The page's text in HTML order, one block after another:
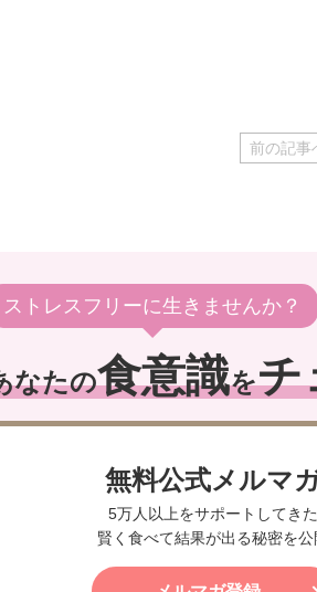
前の記事
ストレスフリーに生きませんか？
なたの食意識をチ
無料公式メルマ
5万人以上をサポートしてきた
賢く食べて結果が出る秘密を公